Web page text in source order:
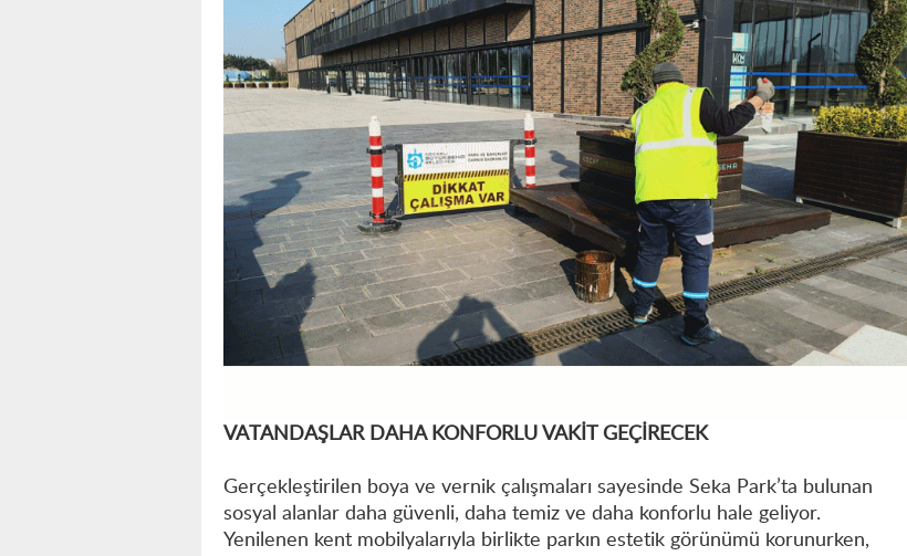
VATANDAŞLAR DAHA KONFORLU VAKİT GEÇİRECEK
Gerçekleştirilen boya ve vernik çalışmaları sayesinde Seka Park’ta bulunan
sosyal alanlar daha güvenli, daha temiz ve daha konforlu hale geliyor.
Yenilenen kent mobilyalarıyla birlikte parkın estetik görünümü korunurken,